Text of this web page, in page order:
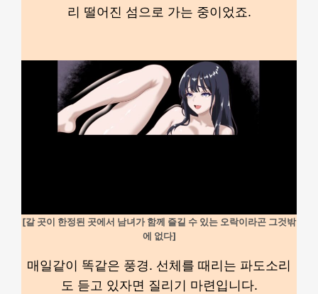
리 떨어진 섬으로 가는 중이었죠.
[갈 곳이 한정된 곳에서 남녀가 함께 즐길 수 있는 오락이라곤 그것밖
에 없다]
매일같이 똑같은 풍경. 선체를 때리는 파도소리
도 듣고 있자면 질리기 마련입니다.